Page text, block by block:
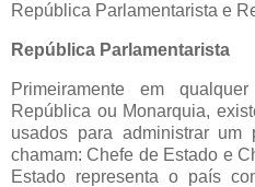
República Parlamentarista e
República Parlamentarista
Primeiramente em
República ou Monarquia,
usados para administrar
chamam: Chefe de Estado e
Estado representa o país